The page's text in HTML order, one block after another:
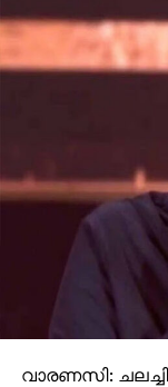
വാരണസി: